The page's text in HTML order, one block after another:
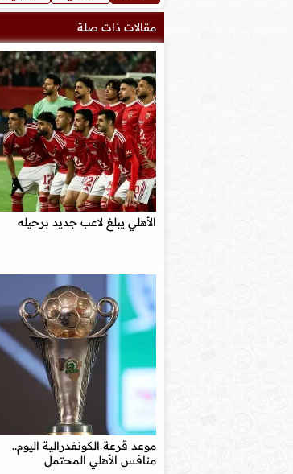
مقالات ذات صلة
الأهلي يبلغ لاعب جديد برحيله
موعد قرعة الكونفدرالية اليوم..
منافس الأهلي المحتمل